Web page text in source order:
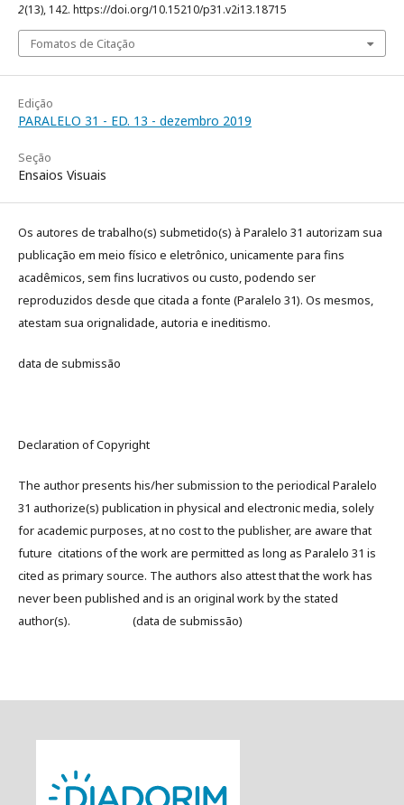
2(13), 142. https://doi.org/10.15210/p31.v2i13.18715
Fomatos de Citação
Edição
PARALELO 31 - ED. 13 - dezembro 2019
Seção
Ensaios Visuais
Os autores de trabalho(s) submetido(s) à Paralelo 31 autorizam sua
publicação em meio físico e eletrônico, unicamente para fins
acadêmicos, sem fins lucrativos ou custo, podendo ser
reproduzidos desde que citada a fonte (Paralelo 31). Os mesmos,
atestam sua orignalidade, autoria e ineditismo.
data de submissão
Declaration of Copyright
The author presents his/her submission to the periodical Paralelo
31 authorize(s) publication in physical and electronic media, solely
for academic purposes, at no cost to the publisher, are aware that
future citations of the work are permitted as long as Paralelo 31 is
cited as primary source. The authors also attest that the work has
never been published and is an original work by the stated
author(s). (data de submissão)